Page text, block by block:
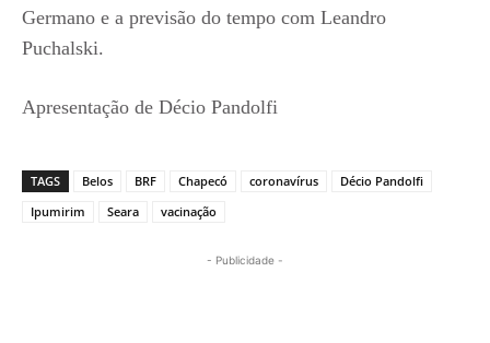
Germano e a previsão do tempo com Leandro
Puchalski.
Apresentação de Décio Pandolfi
TAGS Belos BRF Chapecó coronavírus
Décio Pandolfi
Ipumirim
Seara vacinação
- Publicidade -